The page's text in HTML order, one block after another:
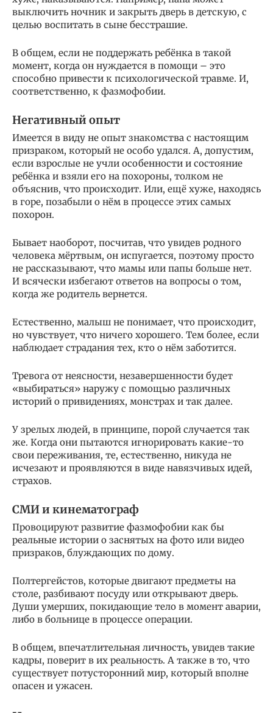
выключить ночник и закрыть дверь в детскую, с
целью воспитать в сыне бесстрашие.
В общем, если не поддержать ребёнка в такой
момент, когда он нуждается в помощи – это
способно привести к психологической травме. И,
соответственно, к фазмофобии.
Негативный опыт
Имеется в виду не опыт знакомства с настоящим
призраком, который не особо удался. А, допустим,
если взрослые не учли особенности и состояние
ребёнка и взяли его на похороны, толком не
объяснив, что происходит. Или, ещё хуже, находясь
в горе, позабыли о нём в процессе этих самых
похорон.
Бывает наоборот, посчитав, что увидев родного
человека мёртвым, он испугается, поэтому просто
не рассказывают, что мамы или папы больше нет.
И всячески избегают ответов на вопросы о том,
когда же родитель вернется.
Естественно, малыш не понимает, что происходит,
но чувствует, что ничего хорошего. Тем более, если
наблюдает страдания тех, кто о нём заботится.
Тревога от неясности, незавершенности будет
«выбираться» наружу с помощью различных
историй о привидениях, монстрах и так далее.
У зрелых людей, в принципе, порой случается так
же. Когда они пытаются игнорировать какие-то
свои переживания, те, естественно, никуда не
исчезают и проявляются в виде навязчивых идей,
страхов.
СМИ и кинематограф
Провоцируют развитие фазмофобии как бы
реальные истории о заснятых на фото или видео
призраков, блуждающих по дому.
Полтергейстов, которые двигают предметы на
столе, разбивают посуду или открывают дверь.
Души умерших, покидающие тело в момент аварии,
либо в больнице в процессе операции.
В общем, впечатлительная личность, увидев такие
кадры, поверит в их реальность. А также в то, что
существует потусторонний мир, который вполне
опасен и ужасен.